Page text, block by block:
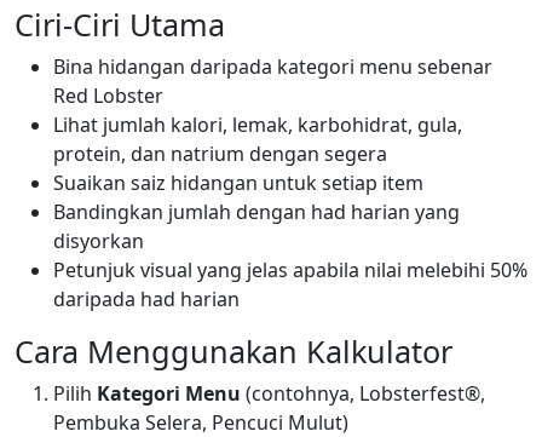
Ciri-Ciri Utama
Bina hidangan daripada kategori menu sebenar
Red Lobster
Lihat jumlah kalori, lemak, karbohidrat, gula,
protein, dan natrium dengan segera
Suaikan saiz hidangan untuk setiap item
Bandingkan jumlah dengan had harian yang
disyorkan
Petunjuk visual yang jelas apabila nilai melebihi 50%
daripada had harian
Cara Menggunakan Kalkulator
Pilih Kategori Menu (contohnya, Lobsterfest®,
Pembuka Selera, Pencuci Mulut)